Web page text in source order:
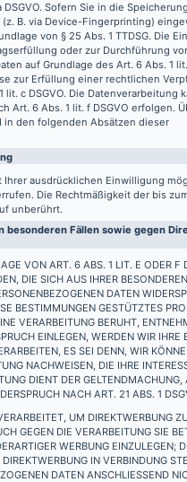
Sofern Sie in die
B. via Device-Fingerprinting)
von § 25 Abs. 1 TTDSG. Die
oder zur Durchführung
auf Grundlage des Art. 6 Abs. 1 lit.
zur Erfüllung einer rechtlichen
c DSGVO. Die Datenverarbeitung
Art. 6 Abs. 1 lit. f DSGVO erfolgen.
in den folgenden Absätzen dieser
ausdrücklichen Einwilligung
Die Rechtmäßigkeit der bis
unberührt.
Fällen sowie gegen
VON ART. 6 ABS. 1 LIT. E ODER F
DIE SICH AUS IHRER
DATEN
BESTIMMUNGEN GESTÜTZTES
VERARBEITUNG BERUHT,
EINLEGEN, WERDEN WIR IHRE
ES SEI DENN, WIR
NACHWEISEN, DIE IHRE
DIENT DER GELTENDMACHUNG,
NACH ART. 21 ABS. 1
UM DIREKTWERBUNG
GEGEN DIE VERARBEITUNG SIE
WERBUNG EINZULEGEN;
IN VERBINDUNG
DATEN ANSCHLIESSEND